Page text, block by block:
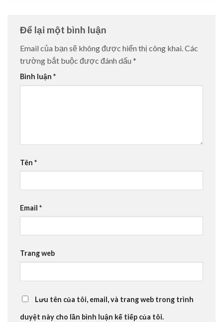
Để lại một bình luận
Email của bạn sẽ không được hiển thị công khai.Các
trường bắt buộc được đánh dấu *
Bình luận *
Tên *
Email *
Trang web
Lưu tên của tôi, email, và trang web trong trình
duyệt này cho lần bình luận kế tiếp của tôi.